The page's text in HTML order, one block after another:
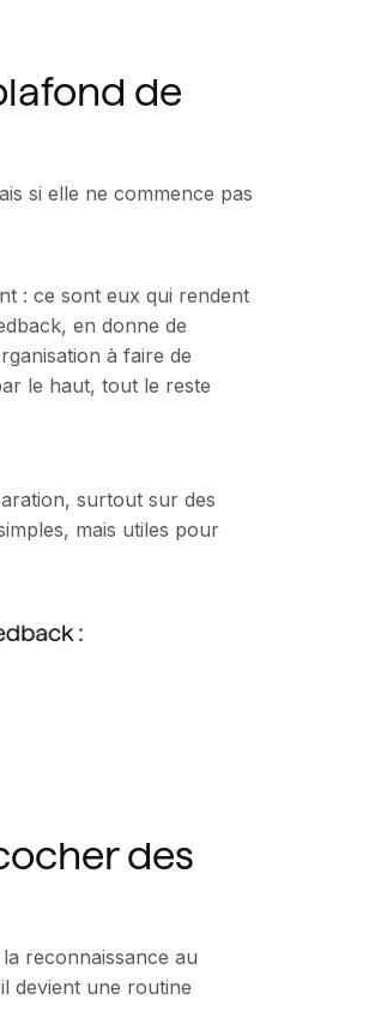
de
si elle ne commence pas
: ce sont eux qui rendent
en donne de
à faire de
le haut, tout le reste
surtout sur des
mais utiles pour
des
reconnaissance au
devient une routine